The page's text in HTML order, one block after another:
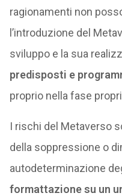
ragionamenti non
l’introduzione del
sviluppo e la sua
predisposti e
proprio nella fase
I rischi del Metaverso
della soppressione o
autodeterminazione
formattazione su un